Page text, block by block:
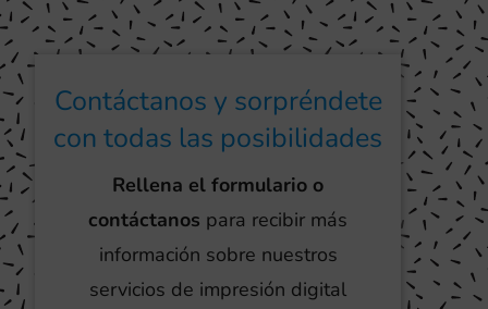
Contáctanos y sorpréndete
con todas las posibilidades
Rellena el formulario o
contáctanos para recibir más
información sobre nuestros
servicios de impresión digital